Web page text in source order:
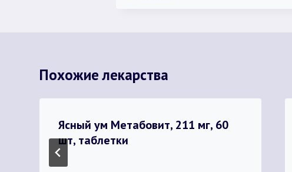
Похожие лекарства
Ясный ум Метабовит, 211 мг, 60
шт, таблетки